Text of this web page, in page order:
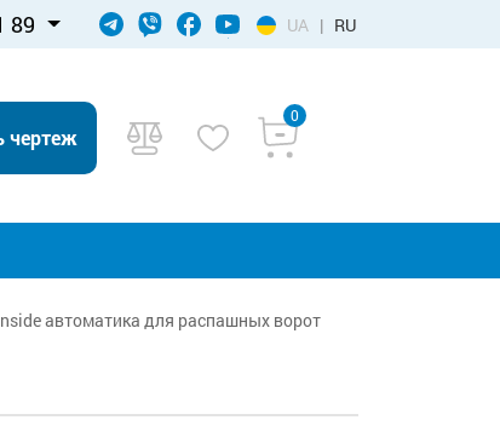
89 UA | RU
чертеж
0
автоматика для распашных ворот